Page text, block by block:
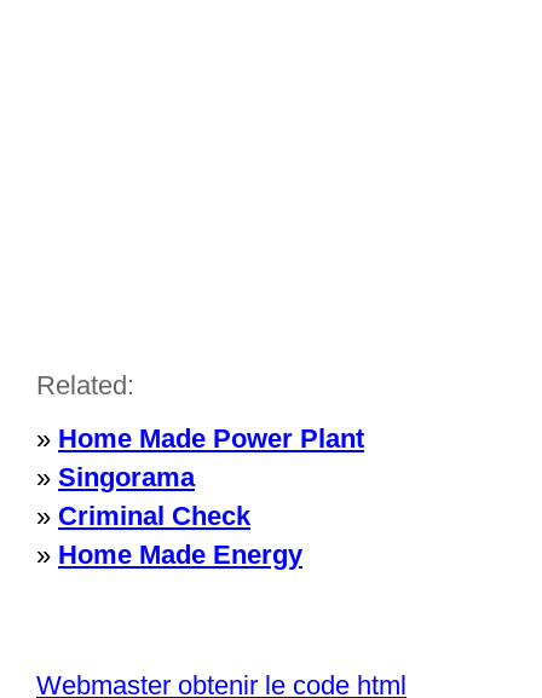
Related:
» Home Made Power Plant
» Singorama
» Criminal Check
» Home Made Energy
Webmaster obtenir le code html